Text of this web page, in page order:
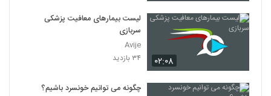
۰۲:۰۸
لیست بیمارهای معافیت پزشکی
سربازی
Avije
۳۴ بازدید
چگونه می توانیم خونسرد باشیم؟